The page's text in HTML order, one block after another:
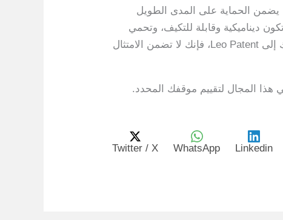
يضمن الحماية على المدى الطويل
ديناميكية وقابلة للتكيف، وتحمي
الملكية الفكرية الخاصة بك ضد التحديات غير المتوقعة. من خلال إسناد إستراتيجية التصميم الخاصة بك إلى Leo Patent، فإنك لا تضمن الامتثال
هذا المجال لتقييم موقفك المحدد.
Linkedin
WhatsApp
Twitter / X